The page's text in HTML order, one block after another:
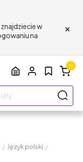
w
na
×
0
/ Język polski /